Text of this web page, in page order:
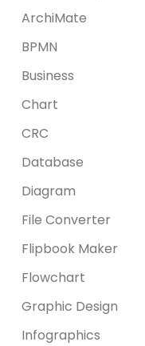
ArchiMate
BPMN
Business
Chart
CRC
Database
Diagram
File Converter
Flipbook Maker
Flowchart
Graphic Design
Infographics